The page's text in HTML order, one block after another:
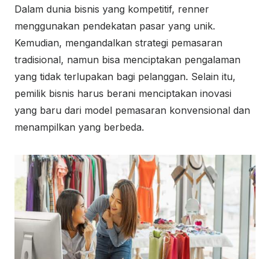
Dalam dunia bisnis yang kompetitif, renner
menggunakan pendekatan pasar yang unik.
Kemudian, mengandalkan strategi pemasaran
tradisional, namun bisa menciptakan pengalaman
yang tidak terlupakan bagi pelanggan. Selain itu,
pemilik bisnis harus berani menciptakan inovasi
yang baru dari model pemasaran konvensional dan
menampilkan yang berbeda.